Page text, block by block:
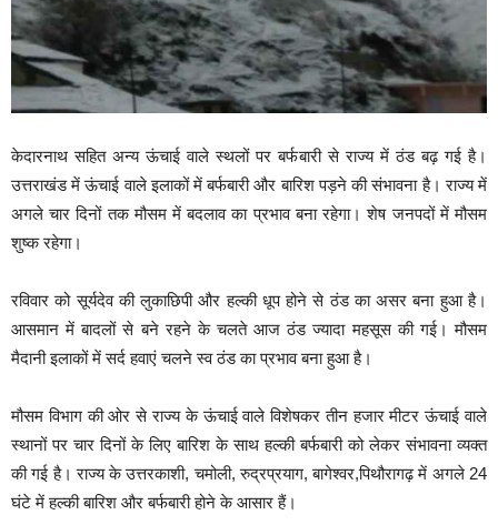
केदारनाथ सहित अन्य ऊंचाई वाले स्थलों पर बर्फबारी से राज्य में ठंड बढ़ गई है।
उत्तराखंड में ऊंचाई वाले इलाकों में बर्फबारी और बारिश पड़ने की संभावना है। राज्य में
अगले चार दिनों तक मौसम में बदलाव का प्रभाव बना रहेगा। शेष जनपदों में मौसम
शुष्क रहेगा।
रविवार को सूर्यदेव की लुकाछिपी और हल्की धूप होने से ठंड का असर बना हुआ है।
आसमान में बादलों से बने रहने के चलते आज ठंड ज्यादा महसूस की गई। मौसम
मैदानी इलाकों में सर्द हवाएं चलने स्व ठंड का प्रभाव बना हुआ है।
मौसम विभाग की ओर से राज्य के ऊंचाई वाले विशेषकर तीन हजार मीटर ऊंचाई वाले
स्थानों पर चार दिनों के लिए बारिश के साथ हल्की बर्फबारी को लेकर संभावना व्यक्त
की गई है। राज्य के उत्तरकाशी, चमोली, रुद्रप्रयाग, बागेश्वर,पिथौरागढ़ में अगले 24
घंटे में हल्की बारिश और बर्फबारी होने के आसार हैं।